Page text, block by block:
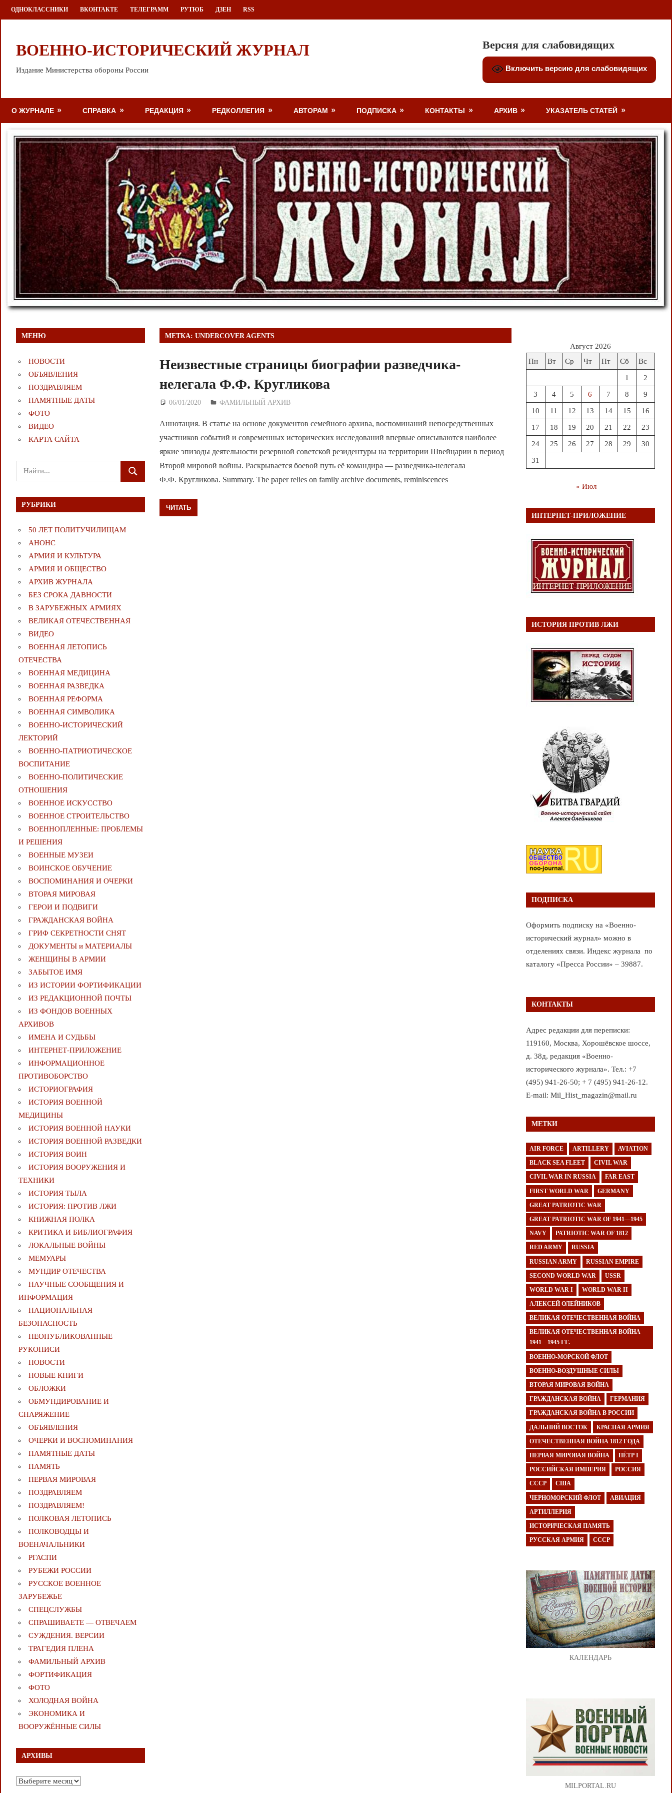
Перейти
к
ОДНОКЛАССНИКИ ВКОНТАКТЕ ТЕЛЕГРАММ РУТЮБ ДЗЕН RSS
ВОЕННО-ИСТОРИЧЕСКИЙ ЖУРНАЛ
Издание Министерства обороны России
Версия для слабовидящих
Включить версию для слабовидящих
О ЖУРНАЛЕ СПРАВКА РЕДАКЦИЯ РЕДКОЛЛЕГИЯ АВТОРАМ ПОДПИСКА КОНТАКТЫ АРХИВ УКАЗАТЕЛЬ СТАТЕЙ
МЕТКА:UNDERCOVER AGENTS
Неизвестные страницы биографии разведчика-
нелегала Ф.Ф. Кругликова
06/01/2020 Дежурный по Редакции
ФАМИЛЬНЫЙ АРХИВ
Аннотация. В статье на основе документов семейного архива, воспоминаний непосредственных
участников событий и современных исторических исследований впервые описываются наиболее
яркие эпизоды деятельности резервной советской резидентуры на территории Швейцарии в период
Второй мировой войны. Раскрывается боевой путь её командира — разведчика-нелегала
Ф.Ф. Кругликова. Summary. The paper relies on family archive documents, reminiscences
ЧИТАТЬ
МЕНЮ
НОВОСТИ
ОБЪЯВЛЕНИЯ
ПОЗДРАВЛЯЕМ
ПАМЯТНЫЕ ДАТЫ
ФОТО
ВИДЕО
КАРТА САЙТА
Поиск
для:
ПОИСК
РУБРИКИ
50 ЛЕТ ПОЛИТУЧИЛИЩАМ
АНОНС
АРМИЯ И КУЛЬТУРА
АРМИЯ И ОБЩЕСТВО
АРХИВ ЖУРНАЛА
БЕЗ СРОКА ДАВНОСТИ
В ЗАРУБЕЖНЫХ АРМИЯХ
ВЕЛИКАЯ ОТЕЧЕСТВЕННАЯ
ВИДЕО
ВОЕННАЯ ЛЕТОПИСЬ
ОТЕЧЕСТВА
ВОЕННАЯ МЕДИЦИНА
ВОЕННАЯ РАЗВЕДКА
ВОЕННАЯ РЕФОРМА
ВОЕННАЯ СИМВОЛИКА
ВОЕННО-ИСТОРИЧЕСКИЙ
ЛЕКТОРИЙ
ВОЕННО-ПАТРИОТИЧЕСКОЕ
ВОСПИТАНИЕ
ВОЕННО-ПОЛИТИЧЕСКИE
ОТНОШЕНИЯ
ВОЕННОЕ ИСКУССТВО
ВОЕННОЕ СТРОИТЕЛЬСТВО
ВОЕННОПЛЕННЫЕ: ПРОБЛЕМЫ
И РЕШЕНИЯ
ВОЕННЫЕ МУЗЕИ
ВОИНСКОЕ ОБУЧЕНИЕ
ВОСПОМИНАНИЯ И ОЧЕРКИ
ВТОРАЯ МИРОВАЯ
ГЕРОИ И ПОДВИГИ
ГРАЖДАНСКАЯ ВОЙНА
ГРИФ СЕКРЕТНОСТИ СНЯТ
ДОКУМЕНТЫ и МАТЕРИАЛЫ
ЖЕНЩИНЫ В АРМИИ
ЗАБЫТОЕ ИМЯ
ИЗ ИСТОРИИ ФОРТИФИКАЦИИ
ИЗ РЕДАКЦИОННОЙ ПОЧТЫ
ИЗ ФОНДОВ ВОЕННЫХ
АРХИВОВ
ИМЕНА И СУДЬБЫ
ИНТЕРНЕТ-ПРИЛОЖЕНИЕ
ИНФОРМАЦИОННОЕ
ПРОТИВОБОРСТВО
ИСТОРИОГРАФИЯ
ИСТОРИЯ ВОЕННОЙ
МЕДИЦИНЫ
ИСТОРИЯ ВОЕННОЙ НАУКИ
ИСТОРИЯ ВОЕННОЙ РАЗВЕДКИ
ИСТОРИЯ ВОИН
ИСТОРИЯ ВООРУЖЕНИЯ И
ТЕХНИКИ
ИСТОРИЯ ТЫЛА
ИСТОРИЯ: ПРОТИВ ЛЖИ
КНИЖНАЯ ПОЛКА
КРИТИКА И БИБЛИОГРАФИЯ
ЛОКАЛЬНЫЕ ВОЙНЫ
МЕМУАРЫ
МУНДИР ОТЕЧЕСТВА
НАУЧНЫЕ СООБЩЕНИЯ И
ИНФОРМАЦИЯ
НАЦИОНАЛЬНАЯ
БЕЗОПАСНОСТЬ
НЕОПУБЛИКОВАННЫЕ
РУКОПИСИ
НОВОСТИ
НОВЫЕ КНИГИ
ОБЛОЖКИ
ОБМУНДИРОВАНИЕ И
СНАРЯЖЕНИЕ
ОБЪЯВЛЕНИЯ
ОЧЕРКИ И ВОСПОМИНАНИЯ
ПАМЯТНЫЕ ДАТЫ
ПАМЯТЬ
ПЕРВАЯ МИРОВАЯ
ПОЗДРАВЛЯЕМ
ПОЗДРАВЛЯЕМ!
ПОЛКОВАЯ ЛЕТОПИСЬ
ПОЛКОВОДЦЫ И
ВОЕНАЧАЛЬНИКИ
РГАСПИ
РУБЕЖИ РОССИИ
РУССКОЕ ВОЕННОЕ
ЗАРУБЕЖЬЕ
СПЕЦСЛУЖБЫ
СПРАШИВАЕТЕ — ОТВЕЧАЕМ
СУЖДЕНИЯ. ВЕРСИИ
ТРАГЕДИЯ ПЛЕНА
ФАМИЛЬНЫЙ АРХИВ
ФОРТИФИКАЦИЯ
ФОТО
ХОЛОДНАЯ ВОЙНА
ЭКОНОМИКА И
ВООРУЖЁННЫЕ СИЛЫ
АРХИВЫ
Архивы
Август 2026
Пн
Вт Ср Чт Пт Сб Вс
1 2
3 4 5 6 7 8 9
10 11 12 13 14 15 16
17 18 19 20 21 22 23
24 25 26 27 28 29 30
31
« Июл
ИНТЕРНЕТ-ПРИЛОЖЕНИЕ
ИСТОРИЯ ПРОТИВ ЛЖИ
ПОДПИСКА
Оформить подписку на «Военно-
исторический журнал» можно в
отделениях связи. Индекс журнала по
каталогу «Пресса России» – 39887.
КОНТАКТЫ
Адрес редакции для переписки:
119160, Москва, Хорошёвское шоссе,
д. 38д, редакция «Военно-
исторического журнала». Тел.: +7
(495) 941-26-50; + 7 (495) 941-26-12.
E-mail: Mil_Hist_magazin@mail.ru
МЕТКИ
AIR FORCE ARTILLERY AVIATION
BLACK SEA FLEET CIVIL WAR
CIVIL WAR IN RUSSIA FAR EAST
FIRST WORLD WAR GERMANY
GREAT PATRIOTIC WAR
GREAT PATRIOTIC WAR OF 1941—1945
NAVY PATRIOTIC WAR OF 1812
RED ARMY RUSSIA
RUSSIAN ARMY RUSSIAN EMPIRE
SECOND WORLD WAR USSR
WORLD WAR I WORLD WAR II
АЛЕКСЕЙ ОЛЕЙНИКОВ
ВЕЛИКАЯ ОТЕЧЕСТВЕННАЯ ВОЙНА
ВЕЛИКАЯ ОТЕЧЕСТВЕННАЯ ВОЙНА
1941—1945 ГГ.
ВОЕННО-МОРСКОЙ ФЛОТ
ВОЕННО-ВОЗДУШНЫЕ СИЛЫ
ВТОРАЯ МИРОВАЯ ВОЙНА
ГРАЖДАНСКАЯ ВОЙНА ГЕРМАНИЯ
ГРАЖДАНСКАЯ ВОЙНА В РОССИИ
ДАЛЬНИЙ ВОСТОК КРАСНАЯ АРМИЯ
ОТЕЧЕСТВЕННАЯ ВОЙНА 1812 ГОДА
ПЕРВАЯ МИРОВАЯ ВОЙНА ПЁТР I
РОССИЙСКАЯ ИМПЕРИЯ РОССИЯ
СССР США
ЧЕРНОМОРСКИЙ ФЛОТ АВИАЦИЯ
АРТИЛЛЕРИЯ
ИСТОРИЧЕСКАЯ ПАМЯТЬ
РУССКАЯ АРМИЯ СССР
КАЛЕНДАРЬ
MILPORTAL.RU